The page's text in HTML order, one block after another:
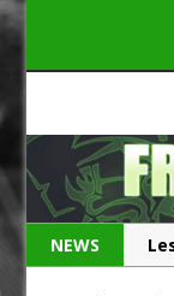
NEWS